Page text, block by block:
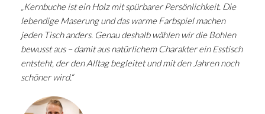
„Kernbuche ist ein Holz mit spürbarer Persönlichkeit. Die
lebendige Maserung und das warme Farbspiel machen
jeden Tisch anders. Genau deshalb wählen wir die Bohlen
bewusst aus – damit aus natürlichem Charakter ein Esstisch
entsteht, der den Alltag begleitet und mit den Jahren noch
schöner wird.“